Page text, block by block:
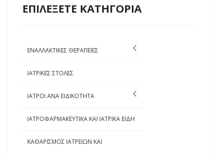
ΕΠΙΛΕΞΕΤΕ ΚΑΤΗΓΟΡΙΑ
ΕΝΑΛΛΑΚΤΙΚΕΣ ΘΕΡΑΠΕΙΕΣ
ΙΑΤΡΙΚΕΣ ΣΤΟΛΕΣ
ΙΑΤΡΟΙ ΑΝΑ ΕΙΔΙΚΟΤΗΤΑ
ΙΑΤΡΟΦΑΡΜΑΚΕΥΤΙΚΑ ΚΑΙ ΙΑΤΡΙΚΑ ΕΙΔΗ
ΚΑΘΑΡΙΣΜΟΣ ΙΑΤΡΕΙΩΝ ΚΑΙ